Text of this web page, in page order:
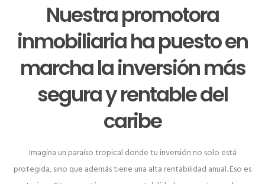
Nuestra promotora
inmobiliaria ha puesto en
marcha la inversión más
segura y rentable del
caribe
Imagina un paraíso tropical donde tu inversión no solo está
protegida, sino que además tiene una alta rentabilidad anual. Eso es